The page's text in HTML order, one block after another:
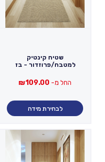
שטיח קינטיק
למטבח/פרוזדור - בז
החל מ- ₪109.00
לבחירת מידה